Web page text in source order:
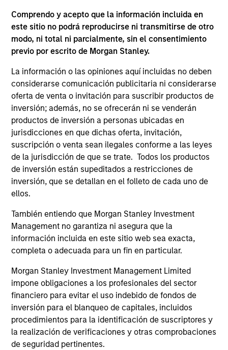
Comprendo y acepto que la información incluida en
este sitio no podrá reproducirse ni transmitirse de otro
modo, ni total ni parcialmente, sin el consentimiento
previo por escrito de Morgan Stanley.
La información o las opiniones aquí incluidas no deben
considerarse comunicación publicitaria ni considerarse
oferta de venta o invitación para suscribir productos de
inversión; además, no se ofrecerán ni se venderán
productos de inversión a personas ubicadas en
jurisdicciones en que dichas oferta, invitación,
suscripción o venta sean ilegales conforme a las leyes
de la jurisdicción de que se trate. Todos los productos
de inversión están supeditados a restricciones de
inversión, que se detallan en el folleto de cada uno de
ellos.
También entiendo que Morgan Stanley Investment
Management no garantiza ni asegura que la
información incluida en este sitio web sea exacta,
completa o adecuada para un fin en particular.
Morgan Stanley Investment Management Limited
impone obligaciones a los profesionales del sector
financiero para evitar el uso indebido de fondos de
inversión para el blanqueo de capitales, incluidos
procedimientos para la identificación de suscriptores y
la realización de verificaciones y otras comprobaciones
de seguridad pertinentes.
El valor de las inversiones y de las rentas
derivadas de ellas fluctuará, por lo que no existe
garantía de que el fondo vaya a alcanzar sus
objetivos de inversión.
Datos del fondo
Precio y rentabilidad
La rentabilidad pasada no es un indicador fiable
de resultados futuros. La rentabilidad puede
aumentar o disminuir como consecuencia de las
fluctuaciones de las divisas. Todos los datos de
rentabilidad corresponden al valor liquidativo al
inicio y al final del periodo, son netos de